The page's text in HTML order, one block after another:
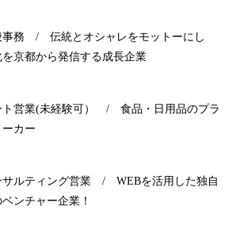
事務 / 伝統とオシャレをモットーにし
京都から発信する成長企業
ト営業(未経験可） / 食品・日用品のプラ
カー
サルティング営業 / WEBを活用した独自
ンチャー企業！